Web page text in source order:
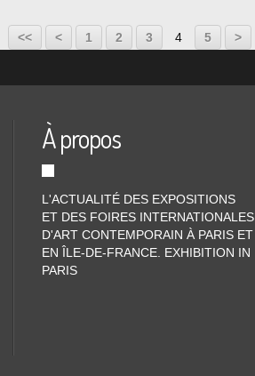
<< < 1 2 3 4 5 >
À propos
L'ACTUALITÉ DES EXPOSITIONS
ET DES FOIRES INTERNATIONALES
D'ART CONTEMPORAIN À PARIS ET
EN ÎLE-DE-FRANCE. EXHIBITION IN
PARIS